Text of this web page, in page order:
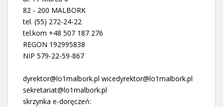
82 - 200 MALBORK
tel. (55) 272-24-22
tel.kom +48 507 187 276
REGON 192995838
NIP 579-22-59-867
dyrektor@lo1malbork.pl wicedyrektor@lo1malbork.pl
sekretariat@lo1malbork.pl
skrzynka e-doręczeń: